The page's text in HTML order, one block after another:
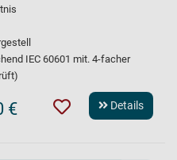
IEC 60601 mit. 4-facher
€ Details